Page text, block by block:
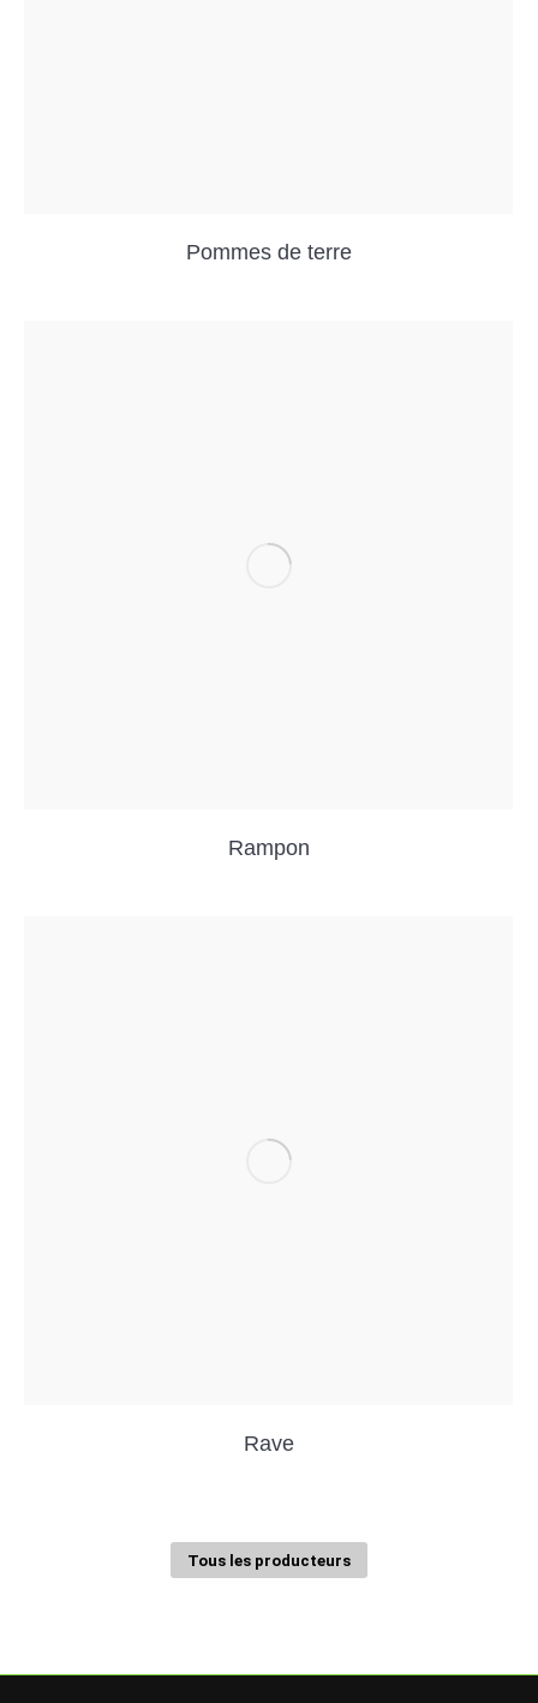
Pommes de terre
Rampon
Rave
Tous les producteurs